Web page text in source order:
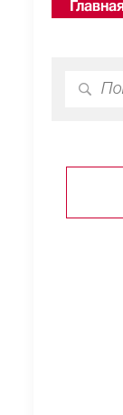
Главная